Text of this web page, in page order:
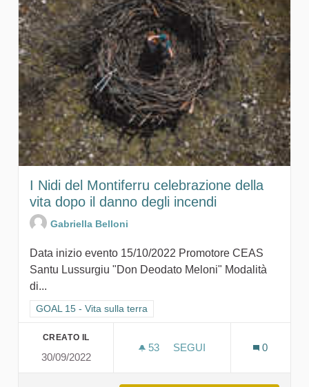
I Nidi del Montiferru celebrazione della
vita dopo il danno degli incendi
Gabriella Belloni
Data inizio evento 15/10/2022 Promotore CEAS
Santu Lussurgiu "Don Deodato Meloni" Modalità
di...
Filtra i risultati per categoria: GOAL 15 - Vita sulla terra
GOAL 15 - Vita sulla terra
CREATO IL
30/09/2022
53 53 SOSTENITORI
SEGUI
0